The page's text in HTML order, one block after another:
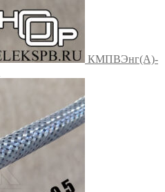
КМПВЭнг(А)-